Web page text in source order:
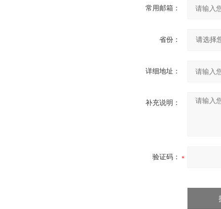
常用邮箱：
省份：
详细地址：
补充说明：
验证码：